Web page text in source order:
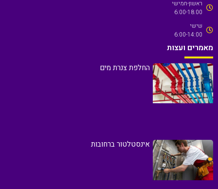
ראשון-חמישי
6:00-18:00
שישי
6:00-14:00
מאמרים ועצות
החלפת צנרת מים
אינסטלטור ברחובות